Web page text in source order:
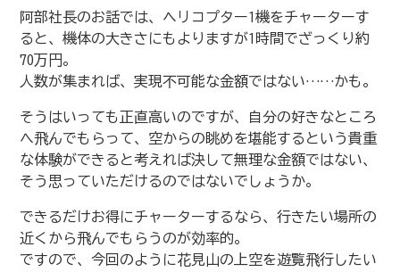
阿部社長のお話では、ヘリコプター1機をチャーターす
ると、機体の大きさにもよりますが1時間でざっくり約
70万円。
人数が集まれば、実現不可能な金額ではない……かも。
そうはいっても正直高いのですが、自分の好きなところ
へ飛んでもらって、空からの眺めを堪能するという貴重
な体験ができると考えれば決して無理な金額ではない、
そう思っていただけるのではないでしょうか。
できるだけお得にチャーターするなら、行きたい場所の
近くから飛んでもらうのが効率的。
ですので、今回のように花見山の上空を遊覧飛行したい